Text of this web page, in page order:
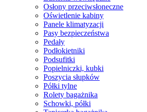
Osłony przeciwsłoneczne
Oświetlenie kabiny
Panele klimatyzacji
Pasy bezpieczeństwa
Pedały
Podłokietniki
Podsufitki
Popielniczki, kubki
Poszycia słupków
Półki tylne
Rolety bagażnika
Schowki, półki